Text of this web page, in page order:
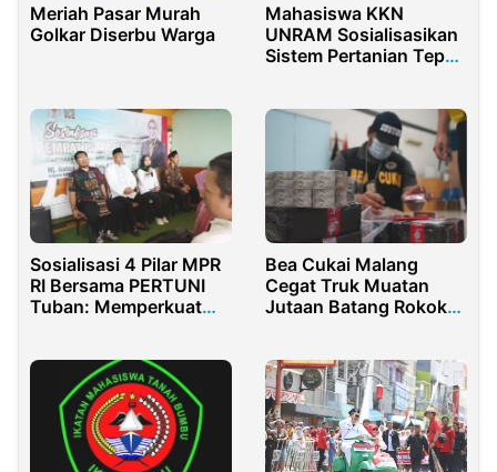
Meriah Pasar Murah
Golkar Diserbu Warga
Mahasiswa KKN
UNRAM Sosialisasikan
Sistem Pertanian Tepat
Sosialisasi 4 Pilar MPR
RI Bersama PERTUNI
Tuban: Memperkuat
Netra
Bea Cukai Malang
Cegat Truk Muatan
Jutaan Batang Rokok